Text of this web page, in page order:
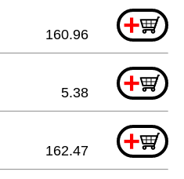
+
160.96
+
5.38
+
162.47